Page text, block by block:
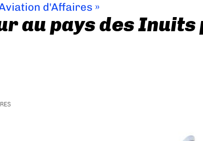
d'Affaires »
au pays des Inuits